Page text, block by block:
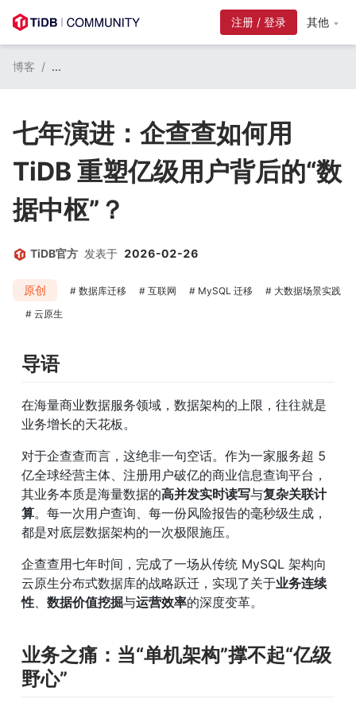
注册 / 登录 其他
博客 / ...
七年演进：企查查如何用
TiDB 重塑亿级用户背后的“数
据中枢”？
TiDB官方 发表于 2026-02-26
原创 数据库迁移 互联网 MySQL 迁移
大数据场景实践
云原生
导语
在海量商业数据服务领域，数据架构的上限，往往就是
业务增长的天花板。
对于企查查而言，这绝非一句空话。作为一家服务超 5
亿全球经营主体、注册用户破亿的商业信息查询平台，
其业务本质是海量数据的高并发实时读写与复杂关联计
算。每一次用户查询、每一份风险报告的毫秒级生成，
都是对底层数据架构的一次极限施压。
企查查用七年时间，完成了一场从传统 MySQL 架构向
云原生分布式数据库的战略跃迁，实现了关于业务连续
性、 数据价值挖掘与运营效率的深度变革。
业务之痛：当“单机架构”撑不起“亿级
野心”